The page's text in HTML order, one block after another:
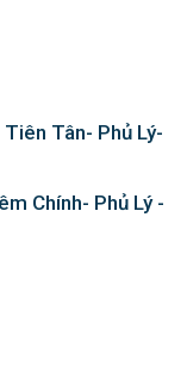
Tân- Phủ Lý-
Chính- Phủ Lý -